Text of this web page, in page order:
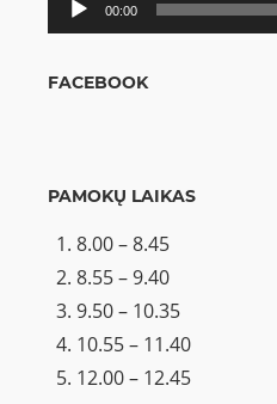
00:00
FACEBOOK
PAMOKŲ LAIKAS
8.00 – 8.45
8.55 – 9.40
9.50 – 10.35
10.55 – 11.40
12.00 – 12.45